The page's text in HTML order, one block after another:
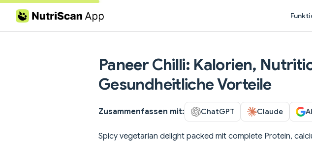
Skip to content
Paneer Chilli: Kalorien,
Gesundheitliche Vorteile
Zusammenfassen mit: ChatGPT Claude
Spicy vegetarian delight packed mit complete Protein,